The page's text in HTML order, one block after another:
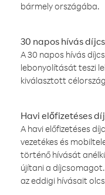
bármely országába.
30 napos hívás
A 30 napos hívás
lebonyolítását teszi
kiválasztott
Havi előfizetéses
A havi előfizetéses
vezetékes és
történő hívását
újítani a
az eddigi hívásait